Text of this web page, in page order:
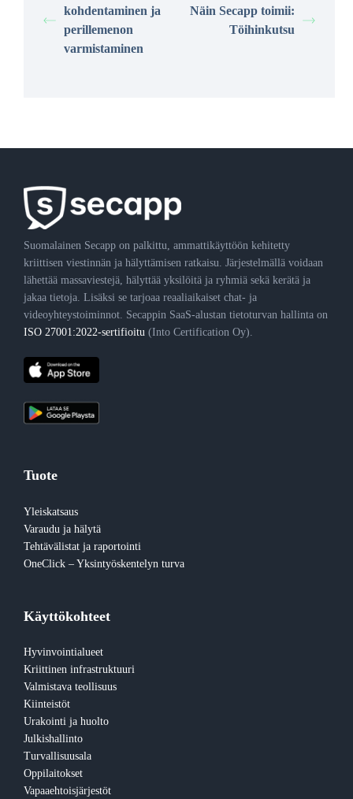
kohdentaminen ja
perillemenon
varmistaminen
Näin Secapp toimii:
Töihinkutsu
Suomalainen Secapp on palkittu, ammattikäyttöön kehitetty
kriittisen viestinnän ja hälyttämisen ratkaisu. Järjestelmällä voidaan
lähettää massaviestejä, hälyttää yksilöitä ja ryhmiä sekä kerätä ja
jakaa tietoja. Lisäksi se tarjoaa reaaliaikaiset chat- ja
videoyhteystoiminnot. Secappin SaaS-alustan tietoturvan hallinta on
ISO 27001:2022-sertifioitu(Into Certification Oy).
Tuote
Yleiskatsaus
Varaudu ja hälytä
Tehtävälistat ja raportointi
OneClick – Yksintyöskentelyn turva
Käyttökohteet
Hyvinvointialueet
Kriittinen infrastruktuuri
Valmistava teollisuus
Kiinteistöt
Urakointi ja huolto
Julkishallinto
Turvallisuusala
Oppilaitokset
Vapaaehtoisjärjestöt